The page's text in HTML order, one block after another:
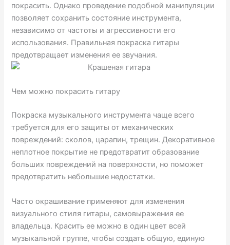
покрасить. Однако проведение подобной манипуляции
позволяет сохранить состояние инструмента,
независимо от частоты и агрессивности его
использования. Правильная покраска гитары
предотвращает изменения ее звучания.
Чем можно покрасить гитару
Покраска музыкального инструмента чаще всего
требуется для его защиты от механических
повреждений: сколов, царапин, трещин. Декоративное
неплотное покрытие не предотвратит образование
больших повреждений на поверхности, но поможет
предотвратить небольшие недостатки.
Часто окрашивание применяют для изменения
визуального стиля гитары, самовыражения ее
владельца. Красить ее можно в один цвет всей
музыкальной группе, чтобы создать общую, единую